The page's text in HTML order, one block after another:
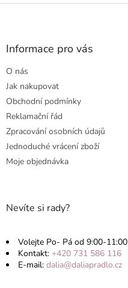
Z
Informace pro vás
O nás
Jak nakupovat
Obchodní podmínky
Reklamační řád
Zpracování osobních údajů
Jednoduché vrácení zboží
Moje objednávka
Nevíte si rady?
Volejte Po- Pá od 9:00-11:00
Kontakt: +420 731 586 116
E-mail: dalia@daliapradlo.cz